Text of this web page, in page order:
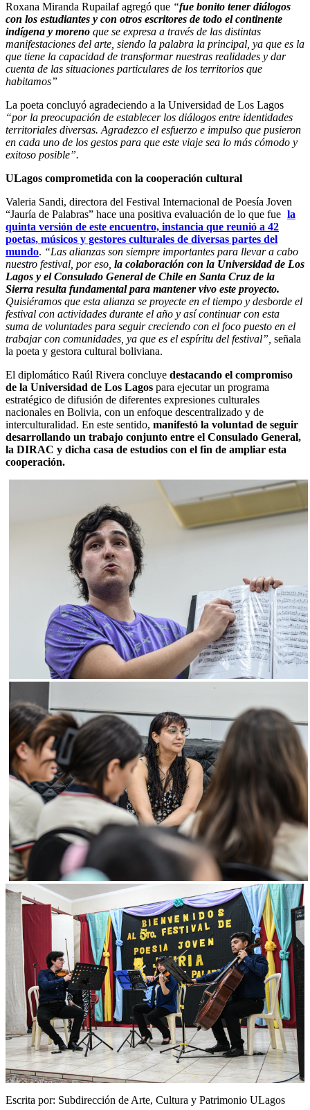
Roxana Miranda Rupailaf agregó que “fue bonito tener diálogos
con los estudiantes y con otros escritores de todo el continente
indígena y moreno que se expresa a través de las distintas
manifestaciones del arte, siendo la palabra la principal, ya que es la
que tiene la capacidad de transformar nuestras realidades y dar
cuenta de las situaciones particulares de los territorios que
habitamos”
La poeta concluyó agradeciendo a la Universidad de Los Lagos
“por la preocupación de establecer los diálogos entre identidades
territoriales diversas. Agradezco el esfuerzo e impulso que pusieron
en cada uno de los gestos para que este viaje sea lo más cómodo y
exitoso posible”.
ULagos comprometida con la cooperación cultural
Valeria Sandi, directora del Festival Internacional de Poesía Joven
“Jauría de Palabras” hace una positiva evaluación de lo que fue la
quinta versión de este encuentro, instancia que reunió a 42
poetas, músicos y gestores culturales de diversas partes del
mundo. “Las alianzas son siempre importantes para llevar a cabo
nuestro festival, por eso, la colaboración con la Universidad de Los
Lagos y el Consulado General de Chile en Santa Cruz de la
Sierra resulta fundamental para mantener vivo este proyecto.
Quisiéramos que esta alianza se proyecte en el tiempo y desborde el
festival con actividades durante el año y así continuar con esta
suma de voluntades para seguir creciendo con el foco puesto en el
trabajar con comunidades, ya que es el espíritu del festival”, señala
la poeta y gestora cultural boliviana.
El diplomático Raúl Rivera concluye destacando el compromiso
de la Universidad de Los Lagos para ejecutar un programa
estratégico de difusión de diferentes expresiones culturales
nacionales en Bolivia, con un enfoque descentralizado y de
interculturalidad. En este sentido, manifestó la voluntad de seguir
desarrollando un trabajo conjunto entre el Consulado General,
la DIRAC y dicha casa de estudios con el fin de ampliar esta
cooperación.
Escrita por: Subdirección de Arte, Cultura y Patrimonio ULagos